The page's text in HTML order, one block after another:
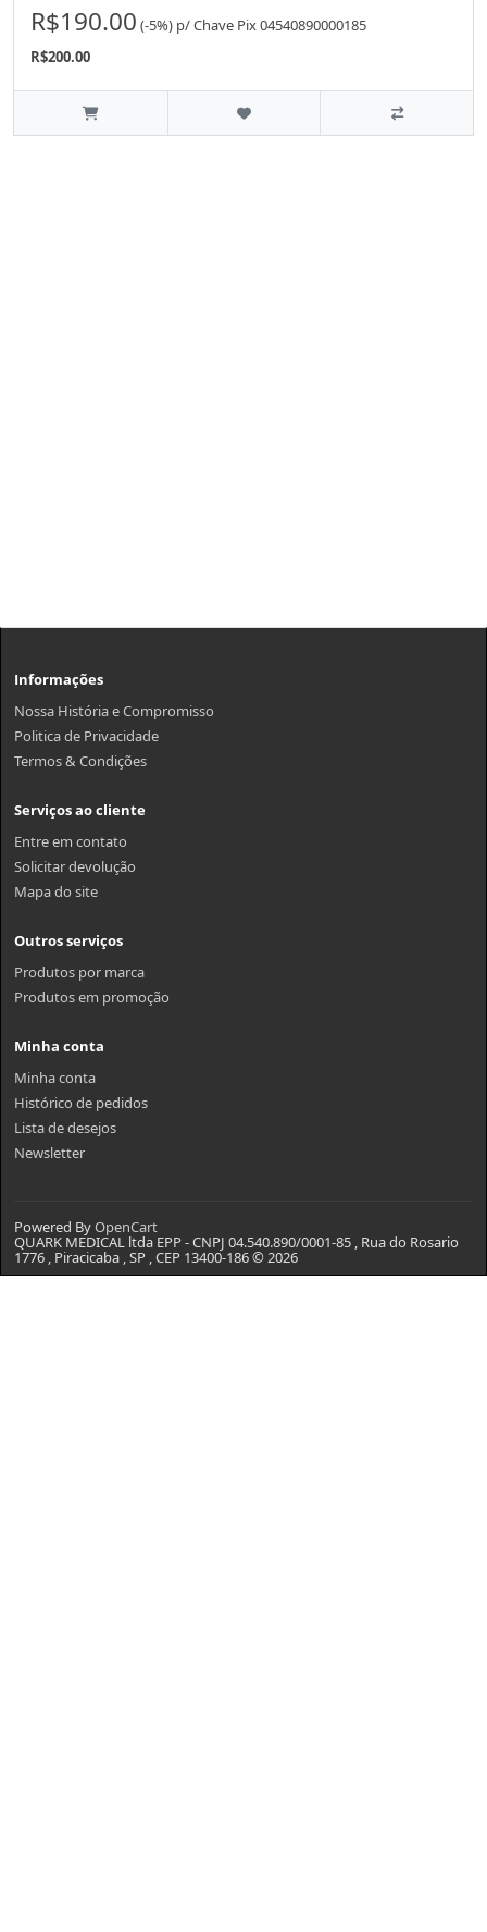
R$190.00 (-5%) p/Chave Pix 04540890000185
R$200.00
Informações
Nossa História e Compromisso
Politica de Privacidade
Termos & Condições
Serviços ao cliente
Entre em contato
Solicitar devolução
Mapa do site
Outros serviços
Produtos por marca
Produtos em promoção
Minha conta
Minha conta
Histórico de pedidos
Lista de desejos
Newsletter
Powered ByOpenCart
QUARK MEDICAL ltda EPP - CNPJ 04.540.890/0001-85 , Rua do Rosario
1776 , Piracicaba , SP , CEP 13400-186 © 2026